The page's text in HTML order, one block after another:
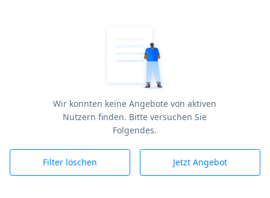
Wir konnten keine Angebote von aktiven
Nutzern finden. Bitte versuchen Sie
Folgendes.
Filter löschen Jetzt Angebot